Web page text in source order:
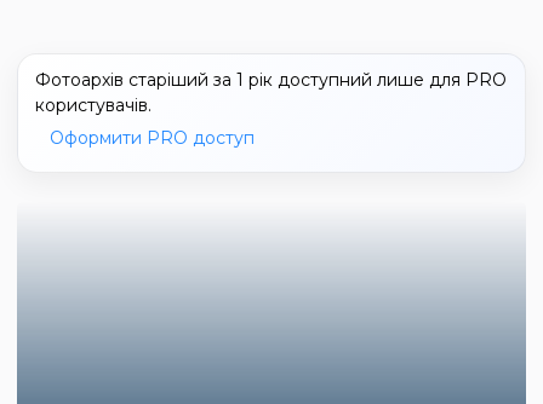
Фотоархів старіший за 1 рік доступний лише для PRO
користувачів.
Оформити PRO доступ